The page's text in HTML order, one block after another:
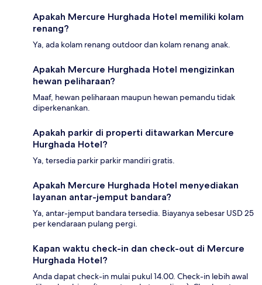
Apakah Mercure Hurghada Hotel memiliki kolam
renang?
Ya, ada kolam renang outdoor dan kolam renang anak.
Apakah Mercure Hurghada Hotel mengizinkan
hewan peliharaan?
Maaf, hewan peliharaan maupun hewan pemandu tidak
diperkenankan.
Apakah parkir di properti ditawarkan Mercure
Hurghada Hotel?
Ya, tersedia parkir parkir mandiri gratis.
Apakah Mercure Hurghada Hotel menyediakan
layanan antar-jemput bandara?
Ya, antar-jemput bandara tersedia. Biayanya sebesar USD 25
per kendaraan pulang pergi.
Kapan waktu check-in dan check-out di Mercure
Hurghada Hotel?
Anda dapat check-in mulai pukul 14.00. Check-in lebih awal